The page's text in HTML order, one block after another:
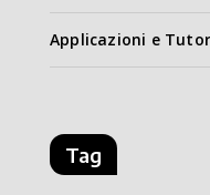
Applicazioni e
Tag